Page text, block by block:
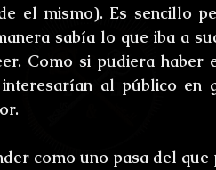
Relatos
el mismo). Es sencillo
sabía lo que iba a
Como si pudiera haber
al público en
como uno pasa del